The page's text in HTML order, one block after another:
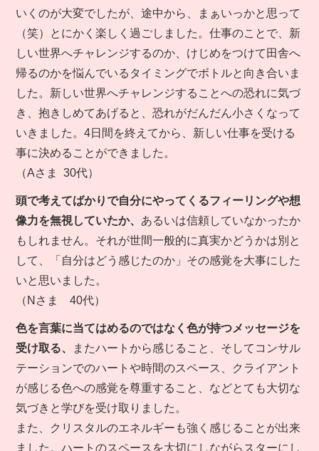
いくのが大変でしたが、途中から、まぁいっかと思って
（笑）とにかく楽しく過ごしました。仕事のことで、新
しい世界へチャレンジするのか、けじめをつけて田舎へ
帰るのかを悩んでいるタイミングでボトルと向き合いま
した。新しい世界へチャレンジすることへの恐れに気づ
き、抱きしめてあげると、恐れがだんだん小さくなって
いきました。4日間を終えてから、新しい仕事を受ける
事に決めることができました。
（Aさま 30代）
頭で考えてばかりで自分にやってくるフィーリングや想
像力を無視していたか、 あるいは信頼していなかったか
もしれません。それが世間一般的に真実かどうかは別と
して、「自分はどう感じたのか」その感覚を大事にした
いと思いました。
（Nさま 40代）
色を言葉に当てはめるのではなく色が持つメッセージを
受け取る、
またハートから感じること、そしてコンサル
テーションでのハートや時間のスペース、クライアント
が感じる色への感覚を尊重すること、などとても大切な
気づきと学びを受け取りました。
また、クリスタルのエネルギーも強く感じることが出来
ました。ハートのスペースを大切にしながらスターにし